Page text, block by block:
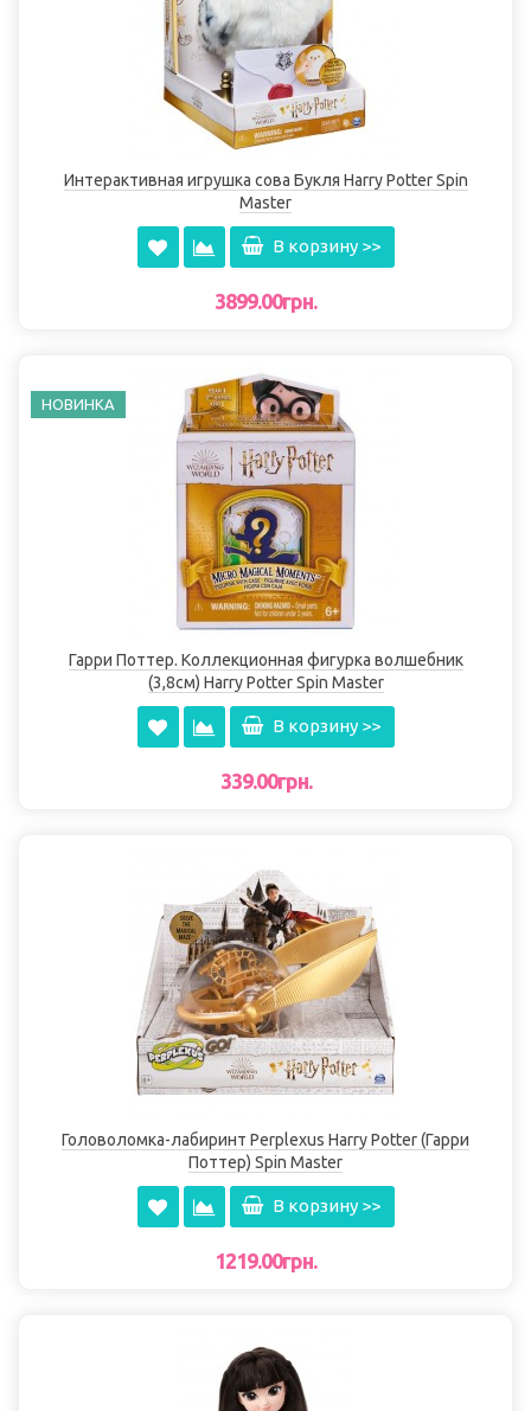
Интерактивная игрушка сова Букля Harry Potter Spin
Master
В корзину >>
3899.00грн.
НОВИНКА
Гарри Поттер. Коллекционная фигурка волшебник
(3,8см) Harry Potter Spin Master
В корзину >>
339.00грн.
Головоломка-лабиринт Perplexus Harry Potter (Гарри
Поттер) Spin Master
В корзину >>
1219.00грн.